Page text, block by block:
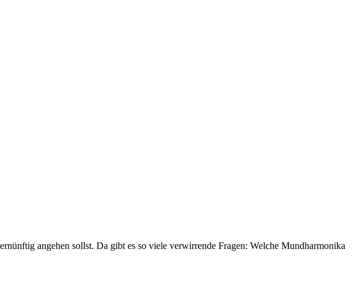
angehen sollst. Da gibt es so viele verwirrende Fragen: Welche Mundharmonika